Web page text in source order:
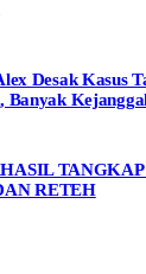
Desak Kasus
Banyak
RETEH